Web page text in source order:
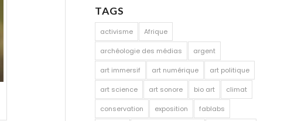
TAGS
activisme Afrique
archéologie des médias argent
art immersif art numérique art politique
art science art sonore bio art climat
conservation exposition fablabs